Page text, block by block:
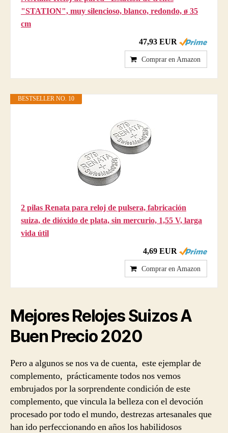
"STATION", muy silencioso, blanco, redondo, ø 35
cm
47,93 EUR
Comprar en Amazon
BESTSELLER NO. 10
2 pilas Renata para reloj de pulsera, fabricación
suiza, de dióxido de plata, sin mercurio, 1,55 V, larga
vida útil
4,69 EUR
Comprar en Amazon
MejoresRelojes Suizos A
Buen Precio2020
Pero a algunos se nos va de cuenta, este ejemplar de
complemento, prácticamente todos nos vemos
embrujados por la sorprendente condición de este
complemento, que vincula la belleza con el devoción
procesado por todo el mundo, destrezas artesanales que
han ido perfeccionando en años los habilidosos